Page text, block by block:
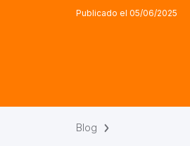
Publicado el 05/06/2025
Blog